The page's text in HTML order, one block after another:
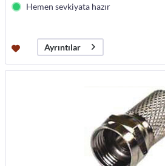
Hemen sevkiyata hazır
Ayrıntılar